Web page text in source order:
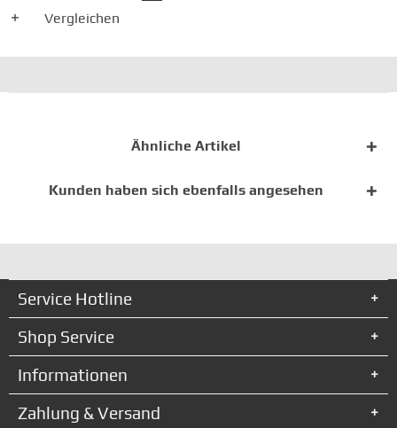
Vergleichen
Ähnliche Artikel
Kunden haben sich ebenfalls angesehen
Service Hotline
Shop Service
Informationen
Zahlung & Versand